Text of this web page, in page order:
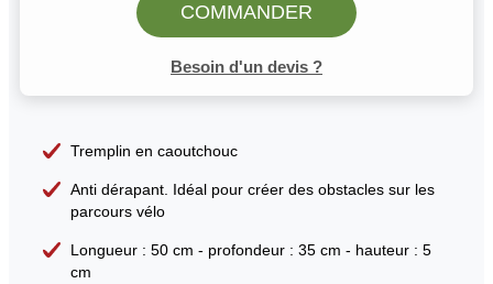
COMMANDER
Besoin d'un devis ?
Tremplin en caoutchouc
Anti dérapant. Idéal pour créer des obstacles sur les
parcours vélo
Longueur : 50 cm - profondeur : 35 cm - hauteur : 5
cm